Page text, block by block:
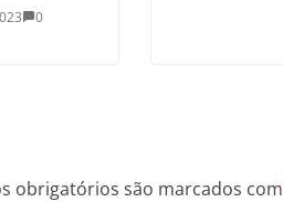
0
obrigatórios são marcados com